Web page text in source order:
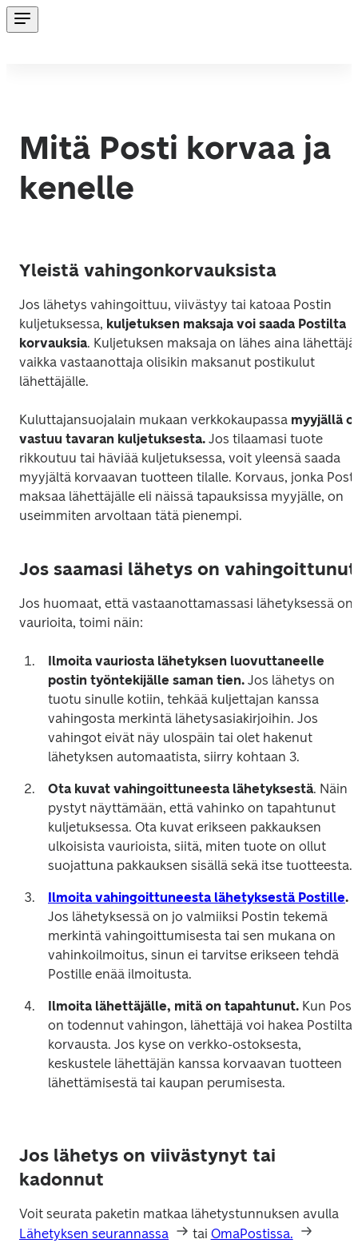
Mitä Posti korvaa ja
kenelle
Yleistä vahingonkorvauksista
Jos lähetys vahingoittuu, viivästyy tai katoaa Postin
kuljetuksessa, kuljetuksen maksaja voi saada Postilta
korvauksia. Kuljetuksen maksaja on lähes aina lähettäjä,
vaikka vastaanottaja olisikin maksanut postikulut
lähettäjälle.
Kuluttajansuojalain mukaan verkkokaupassa myyjällä
vastuu tavaran kuljetuksesta. Jos tilaamasi tuote
rikkoutuu tai häviää kuljetuksessa, voit yleensä saada
myyjältä korvaavan tuotteen tilalle. Korvaus, jonka Posti
maksaa lähettäjälle eli näissä tapauksissa myyjälle, on
useimmiten arvoltaan tätä pienempi.
Jos saamasi lähetys on vahingoittunut
Jos huomaat, että vastaanottamassasi lähetyksessä on
vaurioita, toimi näin:
Ilmoita vauriosta lähetyksen luovuttaneelle
postin työntekijälle saman tien. Jos lähetys on
tuotu sinulle kotiin, tehkää kuljettajan kanssa
vahingosta merkintä lähetysasiakirjoihin. Jos
vahingot eivät näy ulospäin tai olet hakenut
lähetyksen automaatista, siirry kohtaan 3.
Ota kuvat vahingoittuneesta lähetyksestä. Näin
pystyt näyttämään, että vahinko on tapahtunut
kuljetuksessa. Ota kuvat erikseen pakkauksen
ulkoisista vaurioista, siitä, miten tuote on ollut
suojattuna pakkauksen sisällä sekä itse tuotteesta.
Ilmoita vahingoittuneesta lähetyksestä Postille.
Jos lähetyksessä on jo valmiiksi Postin tekemä
merkintä vahingoittumisesta tai sen mukana on
vahinkoilmoitus, sinun ei tarvitse erikseen tehdä
Postille enää ilmoitusta.
Ilmoita lähettäjälle, mitä on tapahtunut. Kun
on todennut vahingon, lähettäjä voi hakea Postilta
korvausta. Jos kyse on verkko-ostoksesta,
keskustele lähettäjän kanssa korvaavan tuotteen
lähettämisestä tai kaupan perumisesta.
Jos lähetys on viivästynyt tai
kadonnut
Lähetyksen seurannassa
tai OmaPostissa.